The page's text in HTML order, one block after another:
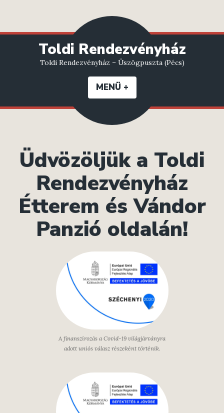
tartalomhoz
Toldi Rendezvényház
Toldi Rendezvényház – Üszögpuszta (Pécs)
MENÜ +
Üdvözöljük a Toldi
Rendezvényház
Étterem és Vándor
Panzió oldalán!
A finanszírozás a Covid-19 világjárványra
adott uniós válasz részeként történik.